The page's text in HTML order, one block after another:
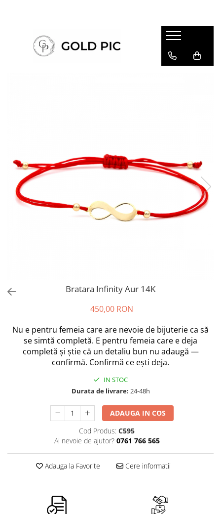
Bratara Infinity Aur 14K
450,00 RON
Nu e pentru femeia care are nevoie de bijuterie ca să
se simtă completă. E pentru femeia care e deja
completă și știe că un detaliu bun nu adaugă —
confirmă. Confirmă ce ești deja.
IN STOC
Durata de livrare: 24-48h
ADAUGA IN COS
Cod Produs: C595
Ai nevoie de ajutor? 0761 766 565
Adauga la Favorite Cere informatii